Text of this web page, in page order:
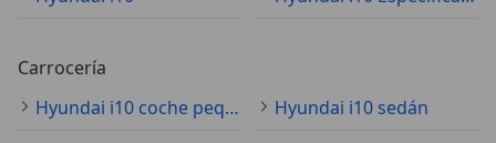
Carrocería
Hyundai i10 coche pequeño
Hyundai i10 sedán